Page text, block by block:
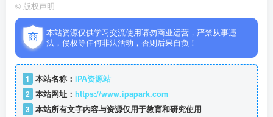
© 版权声明
本站资源仅供学习交流使用请勿商业运营，严禁从事违
法，侵权等任何非法活动，否则后果自负！
1 本站名称： iPA资源站
2 本站网址： https://www.ipapark.com
3 本站所有文字内容与资源仅用于教育和研究使用